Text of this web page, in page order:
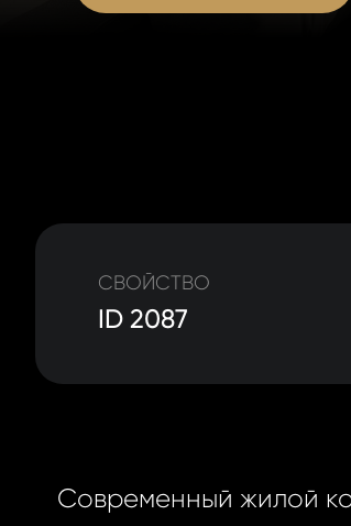
СВОЙСТВО
ID 2087
Современный жилой